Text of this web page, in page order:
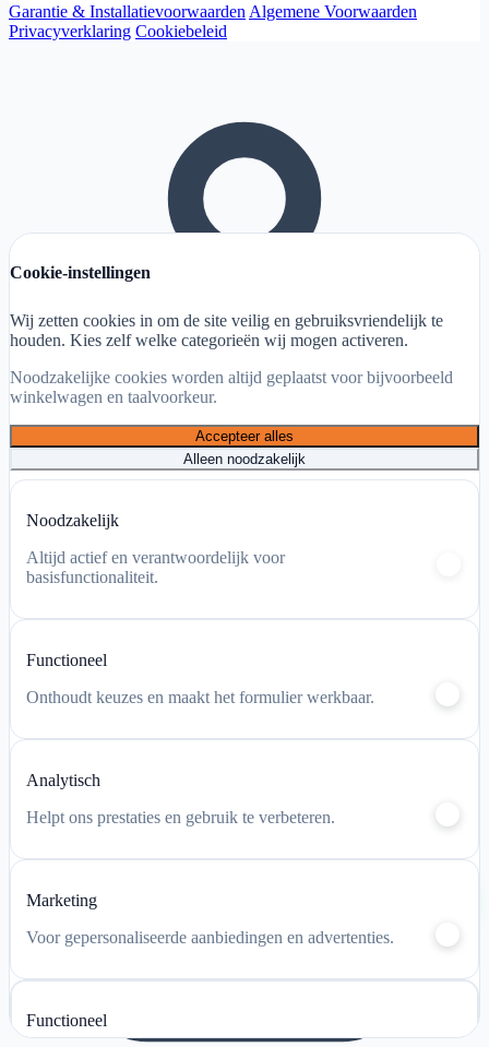
Garantie & Installatievoorwaarden Algemene Voorwaarden
Privacyverklaring Cookiebeleid
Cookie-instellingen
Wij zetten cookies in om de site veilig en gebruiksvriendelijk te
houden. Kies zelf welke categorieën wij mogen activeren.
Noodzakelijke cookies worden altijd geplaatst voor bijvoorbeeld
winkelwagen en taalvoorkeur.
Accepteer alles
Alleen noodzakelijk
Noodzakelijk
Altijd actief en verantwoordelijk voor
basisfunctionaliteit.
Functioneel
Onthoudt keuzes en maakt het formulier werkbaar.
Analytisch
Helpt ons prestaties en gebruik te verbeteren.
Marketing
Voor gepersonaliseerde aanbiedingen en advertenties.
Functioneel
Winkelwagen